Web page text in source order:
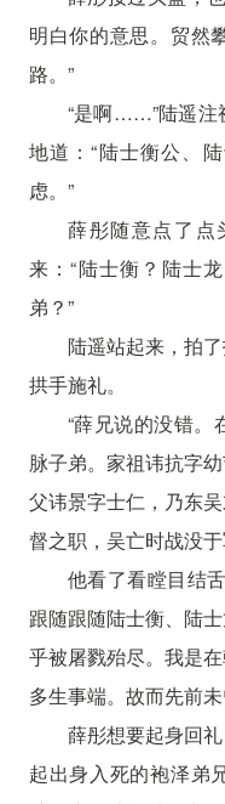
明白你的意思。贸然
路。”
“是啊……”陆遥注
地道：“陆士衡公、
虑。”
薛彤随意点了点
来：“陆士衡？陆士
弟？”
陆遥站起来，拍
拱手施礼。
“薛兄说的没错。
脉子弟。家祖讳抗字
父讳景字士仁，乃东
督之职，吴亡时战没
他看了看瞠目结
跟随跟随陆士衡、陆
乎被屠戮殆尽。我是
多生事端。故而先前
薛彤想要起身回
起出身入死的袍泽弟